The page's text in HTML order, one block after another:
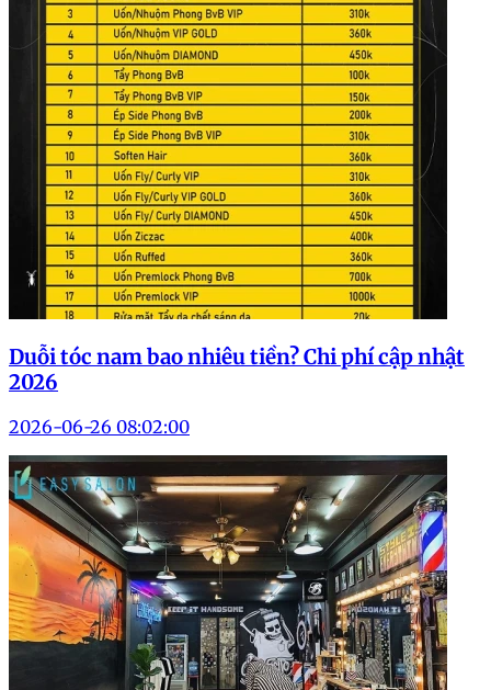
Duỗi tóc nam bao nhiêu tiền? Chi phí cập nhật
2026
2026-06-26 08:02:00